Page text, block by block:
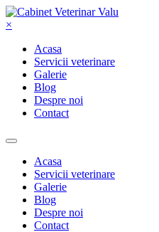
×
Acasa
Servicii veterinare
Galerie
Blog
Despre noi
Contact
Acasa
Servicii veterinare
Galerie
Blog
Despre noi
Contact